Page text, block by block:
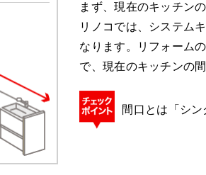
まず、現在のキッチン
リノコでは、システム
なります。リフォーム
で、現在のキッチンの
間口とは「シ